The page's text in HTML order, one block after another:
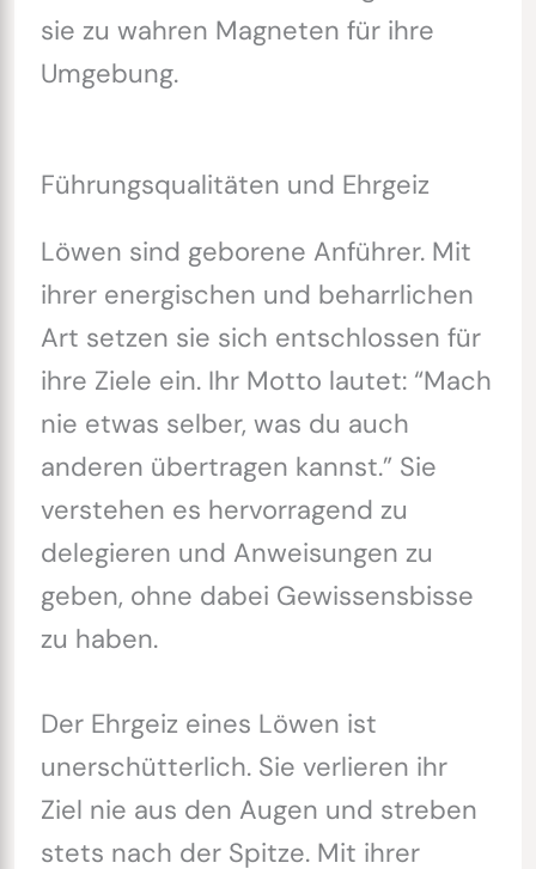
sie zu wahren Magneten für ihre
Umgebung.
Führungsqualitäten und Ehrgeiz
Löwen sind geborene Anführer. Mit
ihrer energischen und beharrlichen
Art setzen sie sich entschlossen für
ihre Ziele ein. Ihr Motto lautet: “Mach
nie etwas selber, was du auch
anderen übertragen kannst.” Sie
verstehen es hervorragend zu
delegieren und Anweisungen zu
geben, ohne dabei Gewissensbisse
zu haben.
Der Ehrgeiz eines Löwen ist
unerschütterlich. Sie verlieren ihr
Ziel nie aus den Augen und streben
stets nach der Spitze. Mit ihrer